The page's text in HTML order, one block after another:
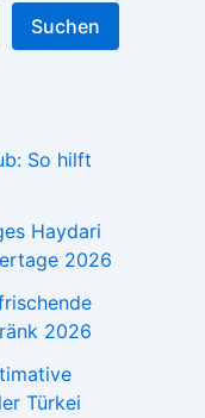
Suchen
So hilft
Haydari
2026
2026
Türkei